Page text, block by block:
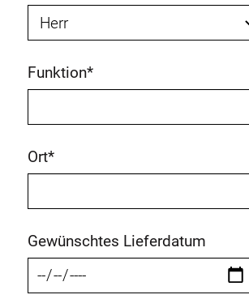
Funktion*
Ort*
Gewünschtes Lieferdatum